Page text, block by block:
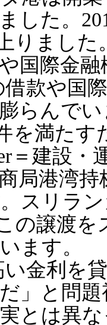
した。
りました
国際金
款や国
らんで
を満たす
＝建設
局港湾
スリラ
の譲渡
ます。
金利を
」と問
とは異